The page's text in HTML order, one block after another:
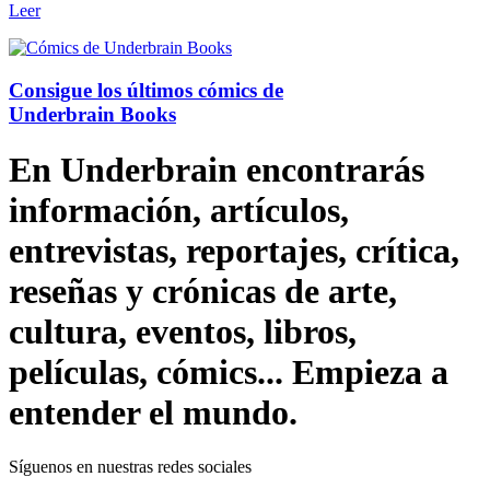
Leer
Consigue los últimos cómics de
Underbrain Books
En Underbrain encontrarás
información, artículos,
entrevistas, reportajes, crítica,
reseñas y crónicas de arte,
cultura, eventos, libros,
películas, cómics... Empieza a
entender el mundo.
Síguenos en nuestras redes sociales